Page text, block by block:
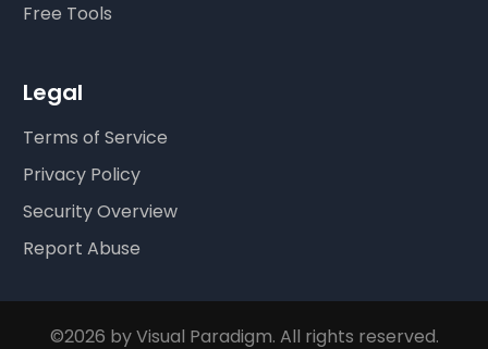
Free Tools
Legal
Terms of Service
Privacy Policy
Security Overview
Report Abuse
©2026 by Visual Paradigm. All rights reserved.